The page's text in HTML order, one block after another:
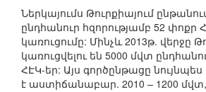
Ներկայումս Թուրքիայում
ընդհանուր հզորությամբ 52 փոքր
կառուցումը: Մինչև 2013թ. վերջը
կառուցվելու են 5000 մվտ
ՀԷԿ-եր: Այս գործընթացը
է աստիճանաբար. 2010 – 1200 մվտ,